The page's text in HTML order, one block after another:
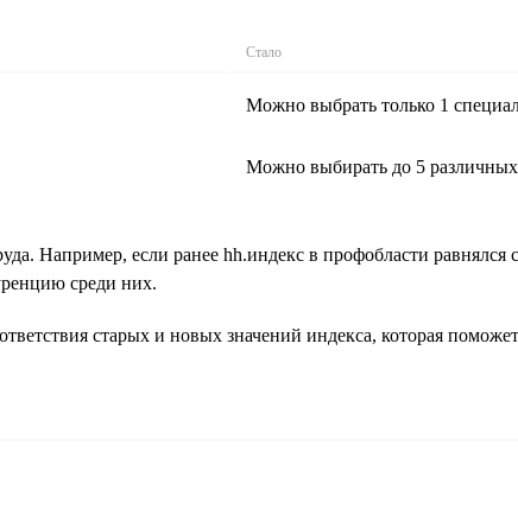
Стало
Можно выбрать только 1
Можно выбирать до 5
Например, если ранее hh.индекс в профобласти
среди них.
старых и новых значений индекса, которая